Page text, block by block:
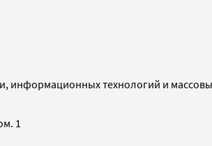
информационных технологий и
1